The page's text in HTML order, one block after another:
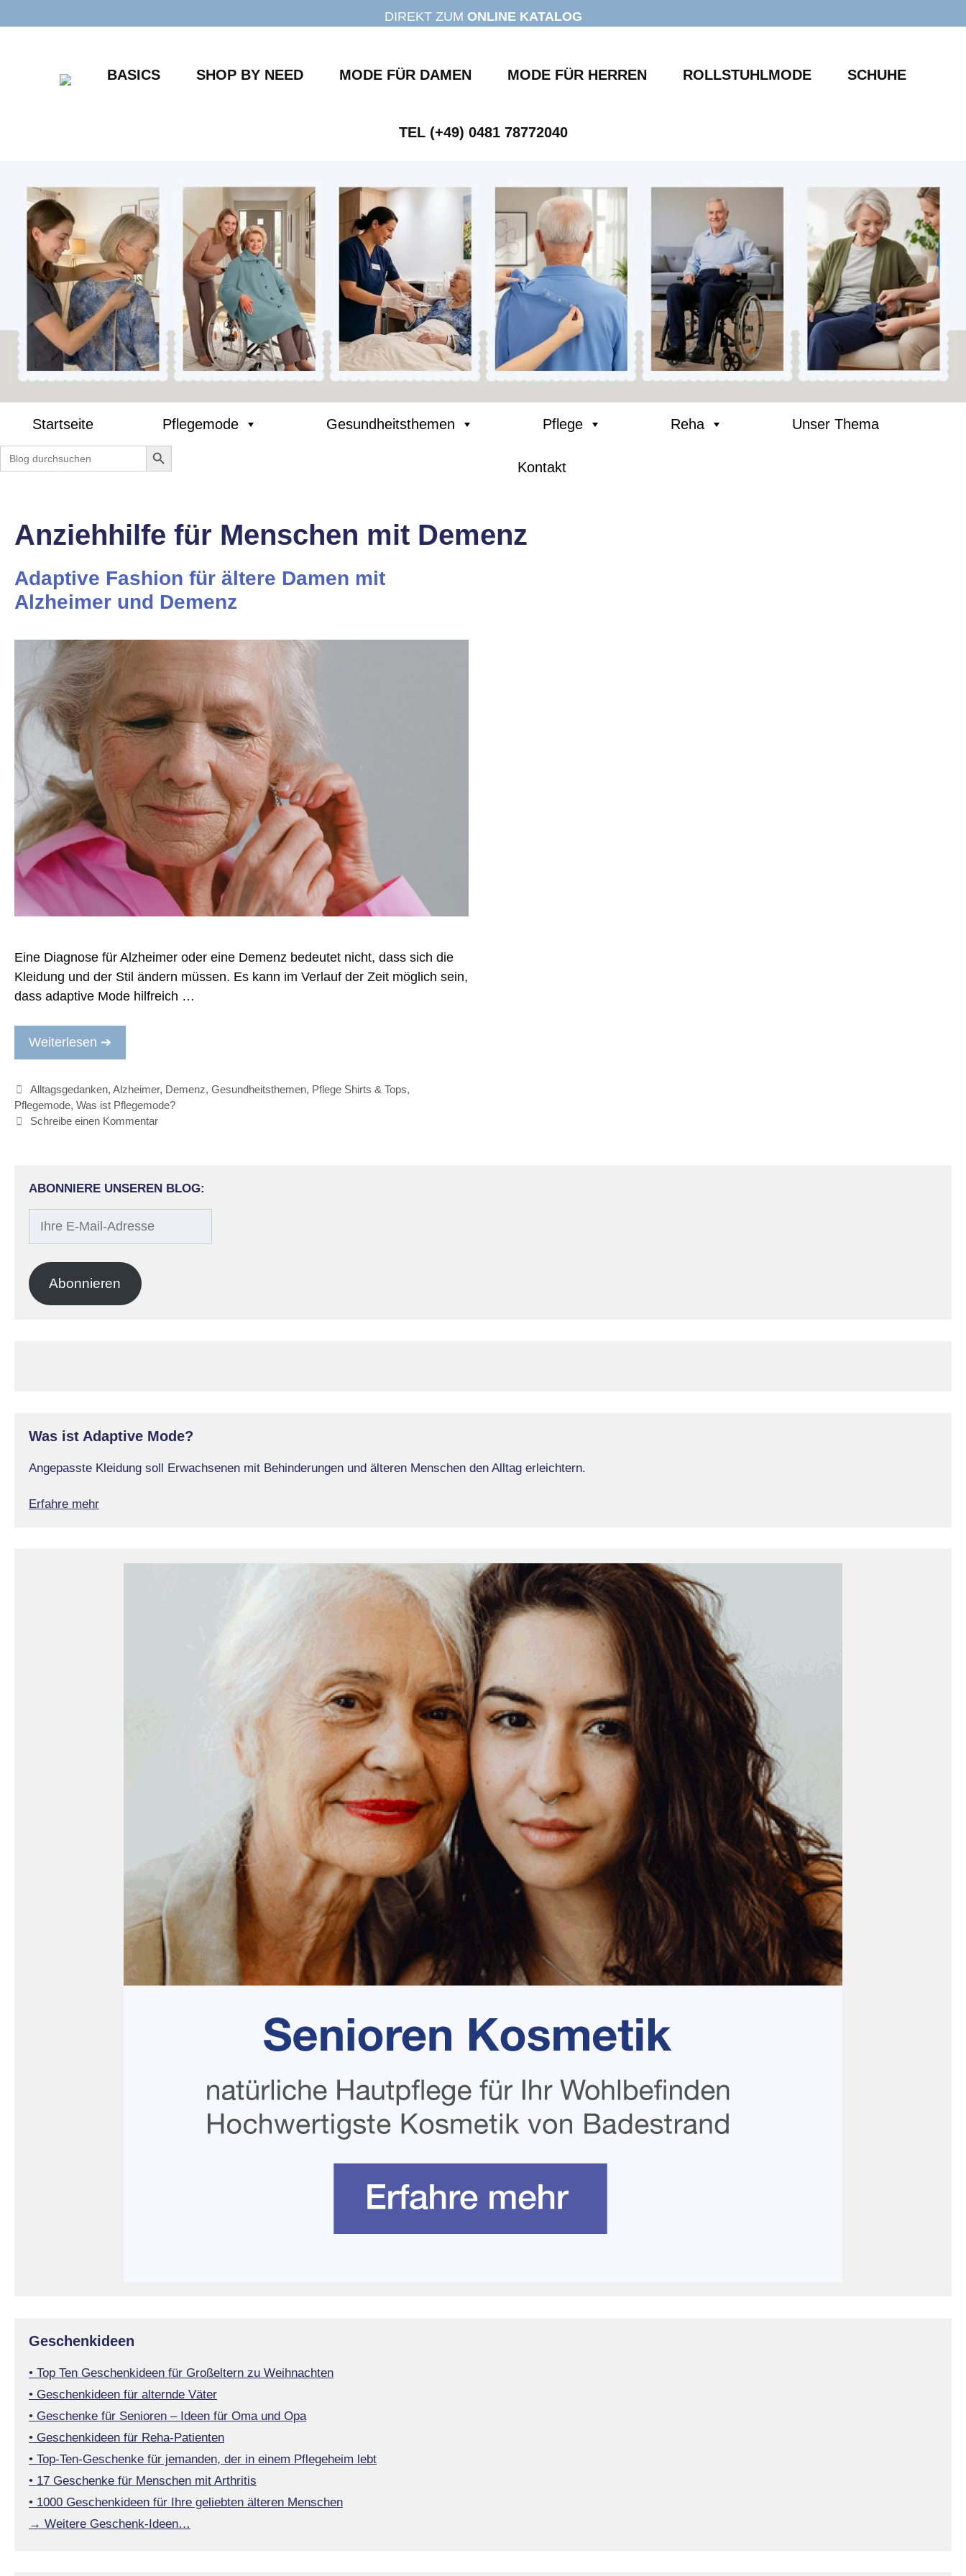
Inhalt
DIREKT ZUM ONLINE KATALOG
BASICS SHOP BY NEED MODE FÜR DAMEN MODE FÜR HERREN ROLLSTUHLMODE SCHUHE
TEL (+49) 0481 78772040
Startseite Pflegemode Gesundheitsthemen Pflege Reha Unser Thema
Kontakt
Search
for:
Search Button
Anziehhilfe für Menschen mit Demenz
Adaptive Fashion für ältere Damen mit
Alzheimer und Demenz
Eine Diagnose für Alzheimer oder eine Demenz bedeutet nicht, dass sich die
Kleidung und der Stil ändern müssen. Es kann im Verlauf der Zeit möglich sein,
dass adaptive Mode hilfreich …
Weiterlesen ➔
Kategorien
Alltagsgedanken,Alzheimer, Demenz,Gesundheitsthemen, Pflege Shirts & Tops,
Pflegemode, Was ist Pflegemode?
Schreibe einen Kommentar
ABONNIERE UNSEREN BLOG:
Adresse
Abonnieren
Was ist Adaptive Mode?
Angepasste Kleidung soll Erwachsenen mit Behinderungen und älteren Menschen den Alltag erleichtern.
Erfahre mehr
Geschenkideen
• Top Ten Geschenkideen für Großeltern zu Weihnachten
• Geschenkideen für alternde Väter
• Geschenke für Senioren – Ideen für Oma und Opa
• Geschenkideen für Reha-Patienten
• Top-Ten-Geschenke für jemanden, der in einem Pflegeheim lebt
• 17 Geschenke für Menschen mit Arthritis
• 1000 Geschenkideen für Ihre geliebten älteren Menschen
→ Weitere Geschenk-Ideen…